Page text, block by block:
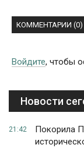
КОММЕНТАРИИ (0)
Войдите, чтобы
Новости
21:42
Покорила